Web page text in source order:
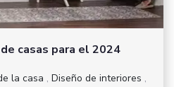
casas para el 2024
la casa , Diseño de interiores ,